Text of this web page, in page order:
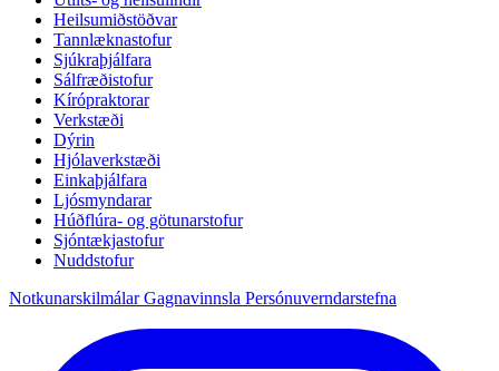
Heilsumiðstöðvar
Tannlæknastofur
Sjúkraþjálfara
Sálfræðistofur
Kírópraktorar
Verkstæði
Dýrin
Hjólaverkstæði
Einkaþjálfara
Ljósmyndarar
Húðflúra- og götunarstofur
Sjóntækjastofur
Nuddstofur
NotkunarskilmálarGagnavinnsla Persónuverndarstefna